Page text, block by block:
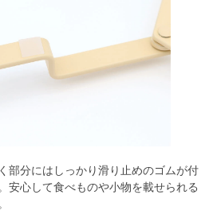
部分にはしっかり滑り止めのゴムが付
安心して食べものや小物を載せられる